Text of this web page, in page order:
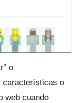
o
características o
web cuando